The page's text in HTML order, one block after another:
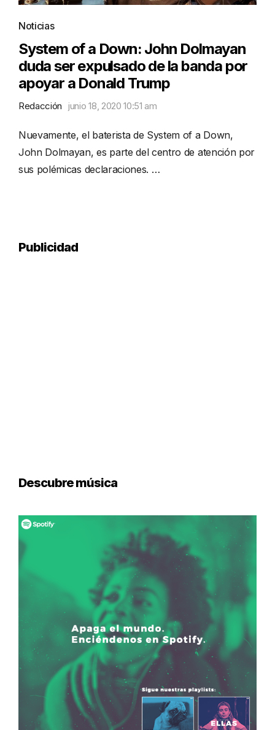
Noticias
System of a Down: John Dolmayan
duda ser expulsado de la banda por
apoyar a Donald Trump
Redacción junio 18, 2020 10:51 am
Nuevamente, el baterista de System of a Down,
John Dolmayan, es parte del centro de atención por
sus polémicas declaraciones. …
Publicidad
Descubre música